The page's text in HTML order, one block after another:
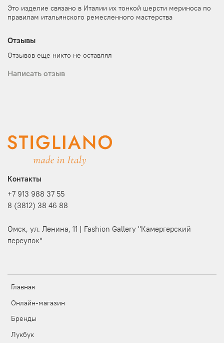
Это изделие связано в Италии их тонкой шерсти мериноса по
правилам итальянского ремесленного мастерства
Отзывы
Отзывов еще никто не оставлял
Написать отзыв
Главная
Онлайн-магазин
Бренды
Лукбук
Контакты
+7 913 988 37 55
8 (3812) 38 46 88
Омск, ул. Ленина, 11 | Fashion Gallery "Камергерский
переулок"